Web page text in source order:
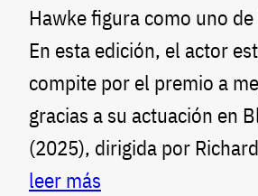
Hawke figura como uno
En esta edición, el actor
compite por el premio a
gracias a su actuación en
(2025), dirigida por
leer más